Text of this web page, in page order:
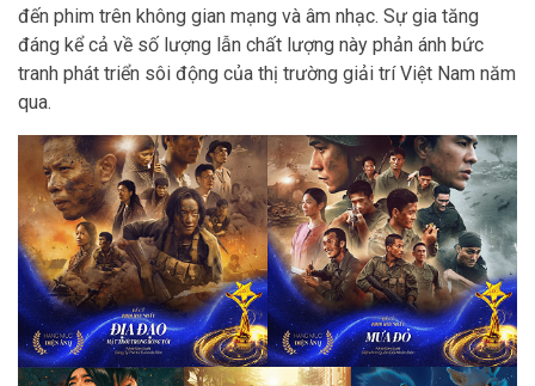
đến phim trên không gian mạng và âm nhạc. Sự gia tăng
đáng kể cả về số lượng lẫn chất lượng này phản ánh bức
tranh phát triển sôi động của thị trường giải trí Việt Nam năm
qua.